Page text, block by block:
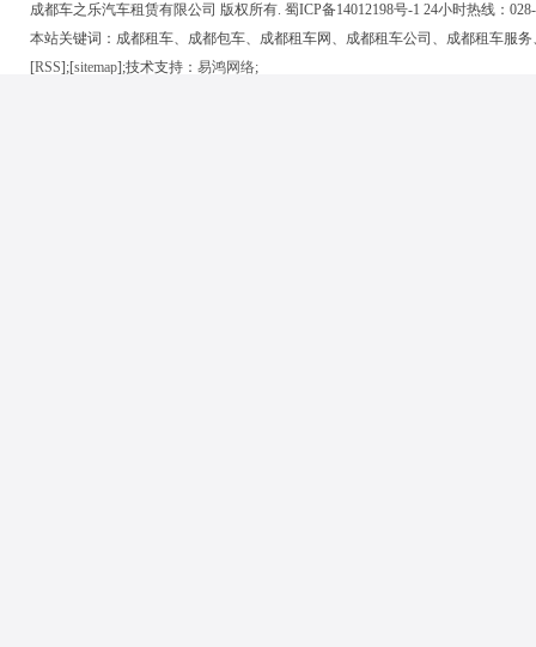
成都车之乐汽车租赁有限公司 版权所有. 蜀ICP备14012198号-1 24小时热线：
本站关键词：成都租车、成都包车、成都租车网、成都租车公司、成都租车服
[RSS];[sitemap];技术支持： 易鸿网络;